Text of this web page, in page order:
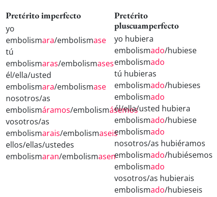
Pretérito imperfecto
yo
embolismara/embolismase
tú
embolismaras/embolismases
él/ella/usted
embolismara/embolismase
nosotros/as
embolismáramos/embolismásemos
vosotros/as
embolismarais/embolismaseis
ellos/ellas/ustedes
embolismaran/embolismasen
Pretérito
pluscuamperfecto
yo hubiera
embolismado/hubiese
embolismado
tú hubieras
embolismado/hubieses
embolismado
él/ella/usted hubiera
embolismado/hubiese
embolismado
nosotros/as hubiéramos
embolismado/hubiésemos
embolismado
vosotros/as hubierais
embolismado/hubieseis